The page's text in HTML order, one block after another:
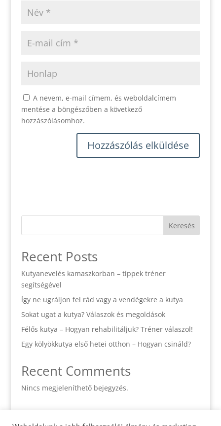
A nevem, e-mail címem, és weboldalcímem
mentése a böngészőben a következő
hozzászólásomhoz.
Keresés
Recent Posts
Kutyanevelés kamaszkorban – tippek tréner
segítségével
Így ne ugráljon fel rád vagy a vendégekre a kutya
Sokat ugat a kutya? Válaszok és megoldások
Félős kutya – Hogyan rehabilitáljuk? Tréner válaszol!
Egy kölyökkutya első hetei otthon – Hogyan csináld?
Recent Comments
Nincs megjeleníthető bejegyzés.